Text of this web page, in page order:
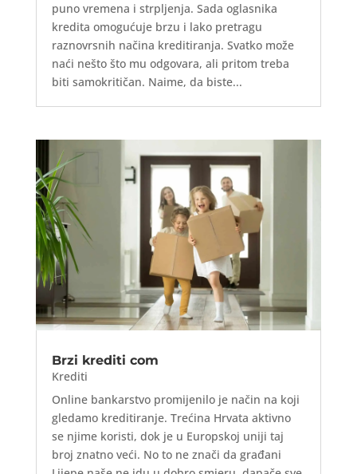
puno vremena i strpljenja. Sada oglasnika
kredita omogućuje brzu i lako pretragu
raznovrsnih načina kreditiranja. Svatko može
naći nešto što mu odgovara, ali pritom treba
biti samokritičan. Naime, da biste...
Brzi krediti com
Krediti
Online bankarstvo promijenilo je način na koji
gledamo kreditiranje. Trećina Hrvata aktivno
se njime koristi, dok je u Europskoj uniji taj
broj znatno veći. No to ne znači da građani